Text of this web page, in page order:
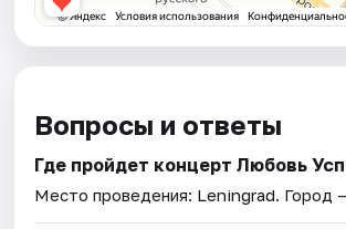
Вопросы и ответы
Где пройдет концерт Любовь
Место проведения: Leningrad. Город